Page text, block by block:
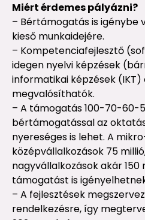
Miért érdemes pályázni?
– Bértámogatás is igénybe
kieső munkaidejére.
– Kompetenciafejlesztő
idegen nyelvi képzések
informatikai képzések (IKT)
megvalósíthatók.
– A támogatás 100-70-60-
bértámogatással az
nyereséges is lehet. A
középvállalkozások 75
nagyvállalkozások akár 150
támogatást is
– A fejlesztések
rendelkezésre, így